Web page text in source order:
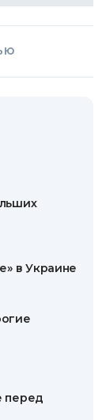
в Украине
перед